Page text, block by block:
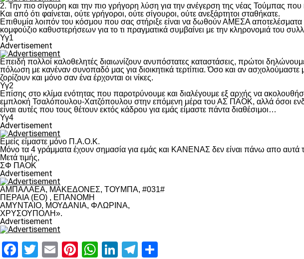
2. Την πιο σίγουρη και την πιο γρήγορη λύση για την ανέγερση της νέας Τούμπας
Και από ότι φαίνεται, ούτε γρήγοροι, ούτε σίγουροι, ούτε ανεξάρτητοι σταθήκατε.
Επιθυμία λοιπόν του κόσμου που σας στήριξε είναι να δωθούν ΑΜΕΣΑ αποτελέσματα
κομφούζιο καθυστερήσεων για το τι πραγματικά συμβαίνει με την κληρονομιά του
Υγ1
Advertisement
Επειδή πολλοί καλοθελητές διαιωνίζουν ανυπόστατες καταστάσεις, πρώτοι
πόλωση με κανέναν συνοπαδό μας για διοικητικά τερτίπια. Όσο και αν
ζορίζουν και μόνο σαν ένα έρχονται οι νίκες.
Υγ2
Επίσης στο κλίμα ενότητας που παροτρύνουμε και διαλέγουμε εξ αρχής να
εμπλοκή Τσαλόπουλου-Χατζόπουλου στην επόμενη μέρα του ΑΣ ΠΑΟΚ, αλλά όσοι
είναι αυτές που τους θέτουν εκτός κάδρου για εμάς είμαστε πάντα διαθέσιμοι…
Υγ4
Advertisement
Εμείς είμαστε μόνο Π.Α.Ο.Κ.
Μόνο τα 4 γράμματα έχουν σημασία για εμάς και ΚΑΝΕΝΑΣ δεν είναι πάνω απο αυτά
Μετά τιμής,
ΣΦ ΠΑΟΚ
Advertisement
ΑΜΠΑΛΑΕΑ, ΜΑΚΕΔΟΝΕΣ, ΤΟΥΜΠΑ, #031#
ΠΕΡΑΙΑ (ΕΟ) , ΕΠΑΝΟΜΗ
ΑΜΥΝΤΑΙΟ, ΜΟΥΔΑΝΙΑ, ΦΛΩΡΙΝΑ,
ΧΡΥΣΟΥΠΟΛΗ».
Advertisement
Facebook
Twitter
EmailPinterest
WhatsApp
LinkedIn
Telegram